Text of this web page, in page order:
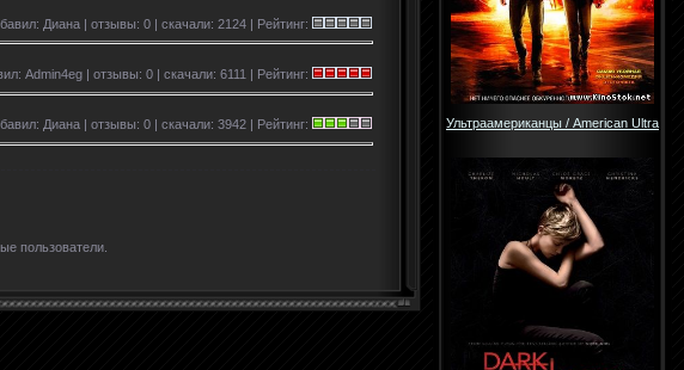
Диана | отзывы: 0 | скачали: 2124 | Рейтинг:
Admin4eg | отзывы: 0 | скачали: 6111 | Рейтинг:
Диана | отзывы: 0 | скачали: 3942 | Рейтинг:
пользователи.
Ультраамериканцы / American Ultra